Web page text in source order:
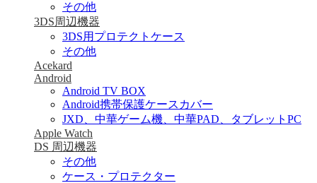
その他
3DS周辺機器
3DS用プロテクトケース
その他
Acekard
Android
Android TV BOX
Android携帯保護ケースカバー
JXD、中華ゲーム機、中華PAD、タブレットPC
Apple Watch
DS 周辺機器
その他
ケース・プロテクター